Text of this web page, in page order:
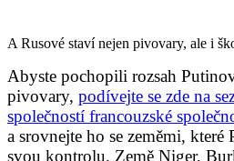
A Rusové staví nejen pivovary, ale i
Abyste pochopili rozsah
pivovary, podívejte se zde na
společností francouzské
a srovnejte ho se zeměmi,
svou kontrolu. Země Niger,